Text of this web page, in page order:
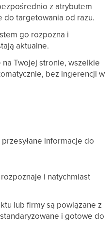
z atrybutem
do targetowania od razu.
go rozpozna i
aktualne.
Twojej stronie, wszelkie
bez ingerencji w
informacje do
i natychmiast
lub firmy są powiązane z
i gotowe do